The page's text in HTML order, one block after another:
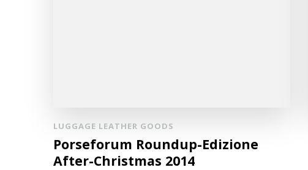
LUGGAGE LEATHER GOODS
Porseforum Roundup-Edizione
After-Christmas 2014